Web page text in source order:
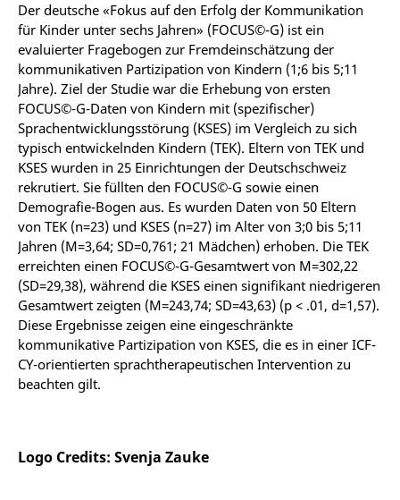
Der deutsche «Fokus auf den Erfolg der Kommunikation
für Kinder unter sechs Jahren» (FOCUS©-G) ist ein
evaluierter Fragebogen zur Fremdeinschätzung der
kommunikativen Partizipation von Kindern (1;6 bis 5;11
Jahre). Ziel der Studie war die Erhebung von ersten
FOCUS©-G-Daten von Kindern mit (spezifischer)
Sprachentwicklungsstörung (KSES) im Vergleich zu sich
typisch entwickelnden Kindern (TEK). Eltern von TEK und
KSES wurden in 25 Einrichtungen der Deutschschweiz
rekrutiert. Sie füllten den FOCUS©-G sowie einen
Demografie-Bogen aus. Es wurden Daten von 50 Eltern
von TEK (n=23) und KSES (n=27) im Alter von 3;0 bis 5;11
Jahren (M=3,64; SD=0,761; 21 Mädchen) erhoben. Die TEK
erreichten einen FOCUS©-G-Gesamtwert von M=302,22
(SD=29,38), während die KSES einen signifikant niedrigeren
Gesamtwert zeigten (M=243,74; SD=43,63) (p < .01, d=1,57).
Diese Ergebnisse zeigen eine eingeschränkte
kommunikative Partizipation von KSES, die es in einer ICF-
CY-orientierten sprachtherapeutischen Intervention zu
beachten gilt.
Logo Credits: Svenja Zauke